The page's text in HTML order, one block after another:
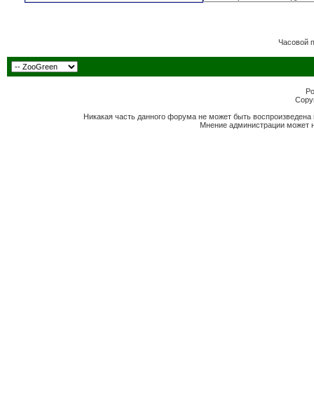
Часовой
Никакая часть данного форума не может быть
Мнение администрации может